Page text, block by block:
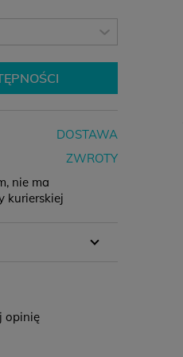
DOSTAWA
ZWROTY
nie ma
kurierskiej
za
pakowania na
opinię